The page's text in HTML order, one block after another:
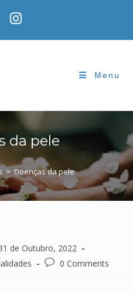
Menu
da pele
> Doenças da pele
de Outubro, 2022
Post0 Comments